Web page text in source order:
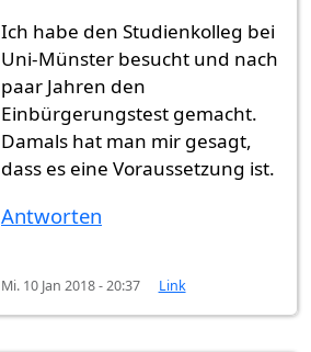
Ich habe den Studienkolleg bei
Uni-Münster besucht und nach
paar Jahren den
Einbürgerungstest gemacht.
Damals hat man mir gesagt,
dass es eine Voraussetzung ist.
Antworten
Mi. 10 Jan 2018 - 20:37 Link